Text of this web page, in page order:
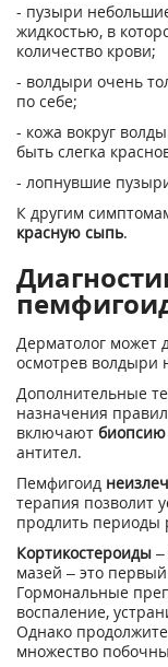
- пузыри
жидкостью, в
количество крови;
- волдыри очень
по себе;
- кожа вокруг
быть слегка
- лопнувшие
К другим
красную сыпь.
Дерматолог может
осмотрев волдыри
Дополнительные
назначения
включают
антител.
Пемфигоид
терапия позволит
продлить периоды
Кортикостероиды –
мазей – это
Гормональные
воспаление,
Однако
множество